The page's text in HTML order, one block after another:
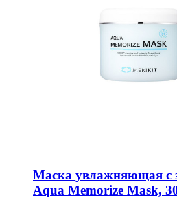
Маска увлажняющая с
Aqua Memorize Mask,